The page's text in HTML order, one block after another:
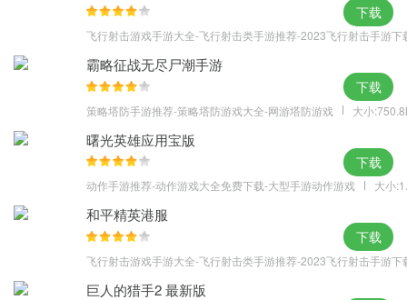
飞行射击游戏手游大全-飞行射击类手游推荐-2023飞行射击手游下
下载
霸略征战无尽尸潮手游
策略塔防手游推荐-策略塔防游戏大全-网游塔防游戏 大小
下载
曙光英雄应用宝版
动作手游推荐-动作游戏大全免费下载-大型手游动作游戏 大小
下载
和平精英港服
飞行射击游戏手游大全-飞行射击类手游推荐-2023飞行射击手游下
下载
巨人的猎手2 最新版